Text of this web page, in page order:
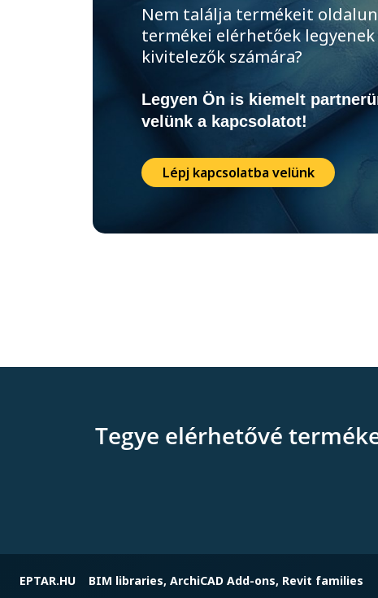
Nem találja termékeit
termékei elérhetőek legyenek
kivitelezők számára?
Legyen Ön is kiemelt
velünk a kapcsolatot!
Lépj kapcsolatba velünk
Tegye elérhetővé
EPTAR.HU BIM libraries, ArchiCAD Add-ons, Revit families